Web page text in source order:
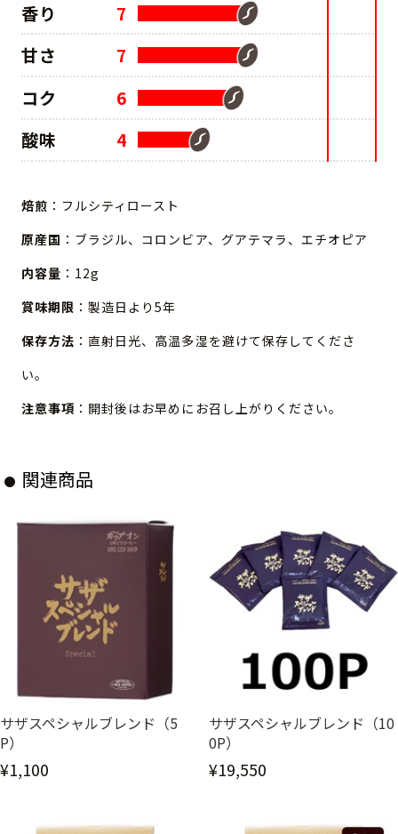
香り
7
甘さ
7
コク
6
酸味
4
焙煎 ：フルシティロースト
原産国 ：ブラジル、コロンビア、グアテマラ、エチオピア
内容量 ：12g
賞味期限 ：製造日より5年
保存方法 ：直射日光、高温多湿を避けて保存してくださ
い。
注意事項 ：開封後はお早めにお召し上がりください。
関連商品
サザスペシャルブレンド（5
P）
¥1,100
サザスペシャルブレンド（10
0P）
¥19,550